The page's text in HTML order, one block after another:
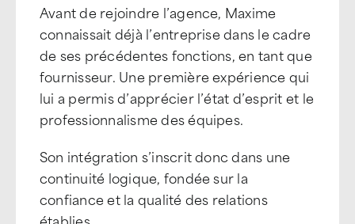
Avant de rejoindre l’agence, Maxime
connaissait déjà l’entreprise dans le cadre
de ses précédentes fonctions, en tant que
fournisseur. Une première expérience qui
lui a permis d’apprécier l’état d’esprit et le
professionnalisme des équipes.
Son intégration s’inscrit donc dans une
continuité logique, fondée sur la
confiance et la qualité des relations